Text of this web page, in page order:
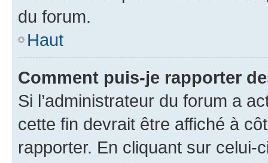
du forum.
Haut
Comment puis-je rapporter
Si l’administrateur du forum a
cette fin devrait être affiché à
rapporter. En cliquant sur